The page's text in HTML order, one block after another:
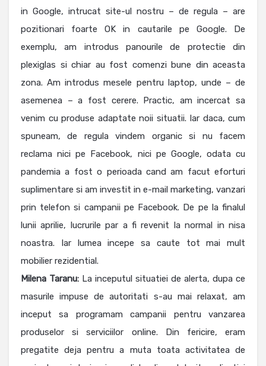
in Google, intrucat site-ul nostru – de regula – are
pozitionari foarte OK in cautarile pe Google. De
exemplu, am introdus panourile de protectie din
plexiglas si chiar au fost comenzi bune din aceasta
zona. Am introdus mesele pentru laptop, unde – de
asemenea – a fost cerere. Practic, am incercat sa
venim cu produse adaptate noii situatii. Iar daca, cum
spuneam, de regula vindem organic si nu facem
reclama nici pe Facebook, nici pe Google, odata cu
pandemia a fost o perioada cand am facut eforturi
suplimentare si am investit in e-mail marketing, vanzari
prin telefon si campanii pe Facebook. De pe la finalul
lunii aprilie, lucrurile par a fi revenit la normal in nisa
noastra. Iar lumea incepe sa caute tot mai mult
mobilier rezidential.
Milena Taranu: La inceputul situatiei de alerta, dupa ce
masurile impuse de autoritati s-au mai relaxat, am
inceput sa programam campanii pentru vanzarea
produselor si serviciilor online. Din fericire, eram
pregatite deja pentru a muta toata activitatea de